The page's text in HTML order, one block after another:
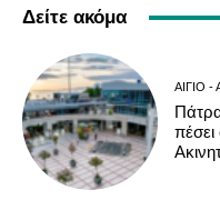
Δείτε ακόμα
ΑΊΓΙΟ -